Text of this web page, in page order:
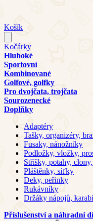
Košík
Kočárky
Hluboké
Sportovní
Kombinované
Golfové, golfky
Pro dvojčata, trojčata
Sourozenecké
Doplňky
Adaptéry
Tašky, organizéry,
Fusaky, nánožníky
Podložky, vložky,
Stříšky, potahy,
Pláštěnky, síťky
Deky, peřinky
Rukávníky
Držáky nápojů,
Příslušenství a náhradní